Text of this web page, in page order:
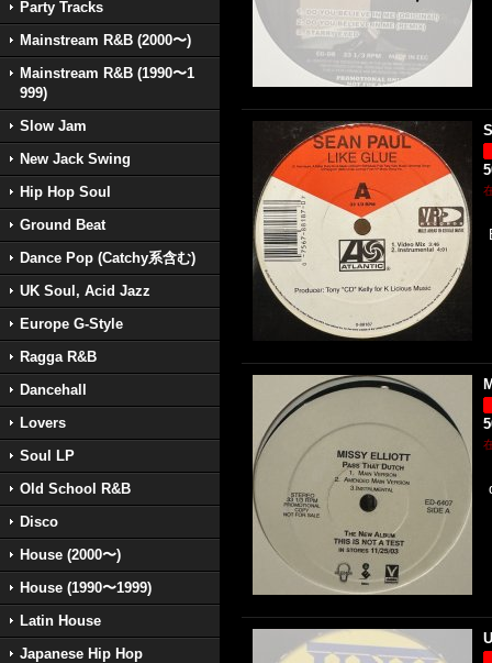
Party Tracks
Mainstream R&B (2000〜)
Mainstream R&B (1990〜1
999)
Slow Jam
New Jack Swing
Hip Hop Soul
Ground Beat
Dance Pop (Catchy系含む)
UK Soul, Acid Jazz
Europe G-Style
Ragga R&B
Dancehall
Lovers
Soul LP
Old School R&B
Disco
House (2000〜)
House (1990〜1999)
Latin House
Japanese Hip Hop